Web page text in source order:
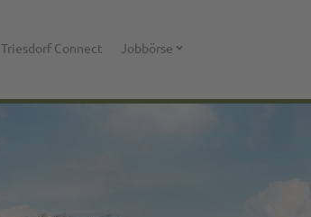
Triesdorf Connect Jobbörse